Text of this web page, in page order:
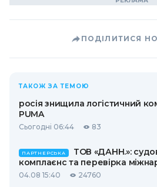
ПОДІЛИТИСЯ
ТАКОЖ ЗА ТЕМОЮ
росія знищила логістичний
PUMA
Сьогодні 06:44 83
ПАРТНЕРСЬКА
ТОВ «ДАНН.»:
комплаєнс та перевірка
04.08 15:40 24760